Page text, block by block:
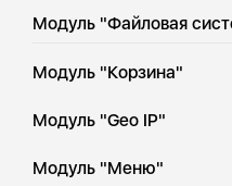
Модуль "Файловая
Модуль "Корзина"
Модуль "Geo IP"
Модуль "Меню"